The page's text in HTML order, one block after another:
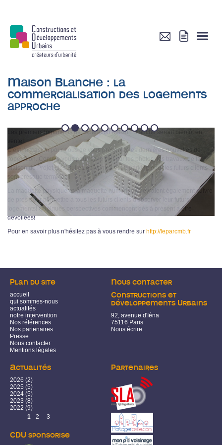
Maison Blanche : la
commercialisation des logements
approche
1 3 4 5 6 7 8 9 10
Les premiers logements de l'opération Maison Blanche seront bientôt en
C'est l'occasion pour nous de vous présenter les dernières nouvelles de
l'opération. Comme vous pourrez le voir sur les photos, les travaux de la
Maison de Projet, des Bulles de Ventes et du parking pour les futurs clients
sont presque terminés !
La maquette physique et la maquette numérique devraient également suivre
de près pour permettre à tous les futurs clients d'observer leur futurs
logements! Quelques perspectives commencent dès à présent à être
dévoilées!
Pour en savoir plus n'hésitez pas à vous rendre sur http://leparcmb.fr
Plan du site
accueil
qui sommes-nous
actualités
notre intervention
Nos références
Nos partenaires
Presse
Nous contacter
Mentions légales
Nous contacter
Constructions et
développements Urbains
92, avenue d'Iéna
75116 Paris
Nous écrire
Actualités
2026 (2)
2025 (5)
2024 (5)
2023 (8)
2022 (9)
Pages
1 2 3
CDU sponsorise
Partenaires